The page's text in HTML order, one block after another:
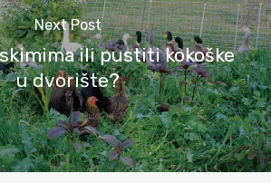
Next Post
ili pustiti kokoške
u dvorište?